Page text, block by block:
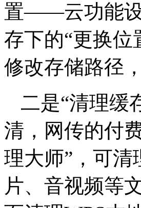
置——云功能
存下的“更换位
修改存储路径
二是“清理缓
清，网传的付
理大师”，可
片、音视频等